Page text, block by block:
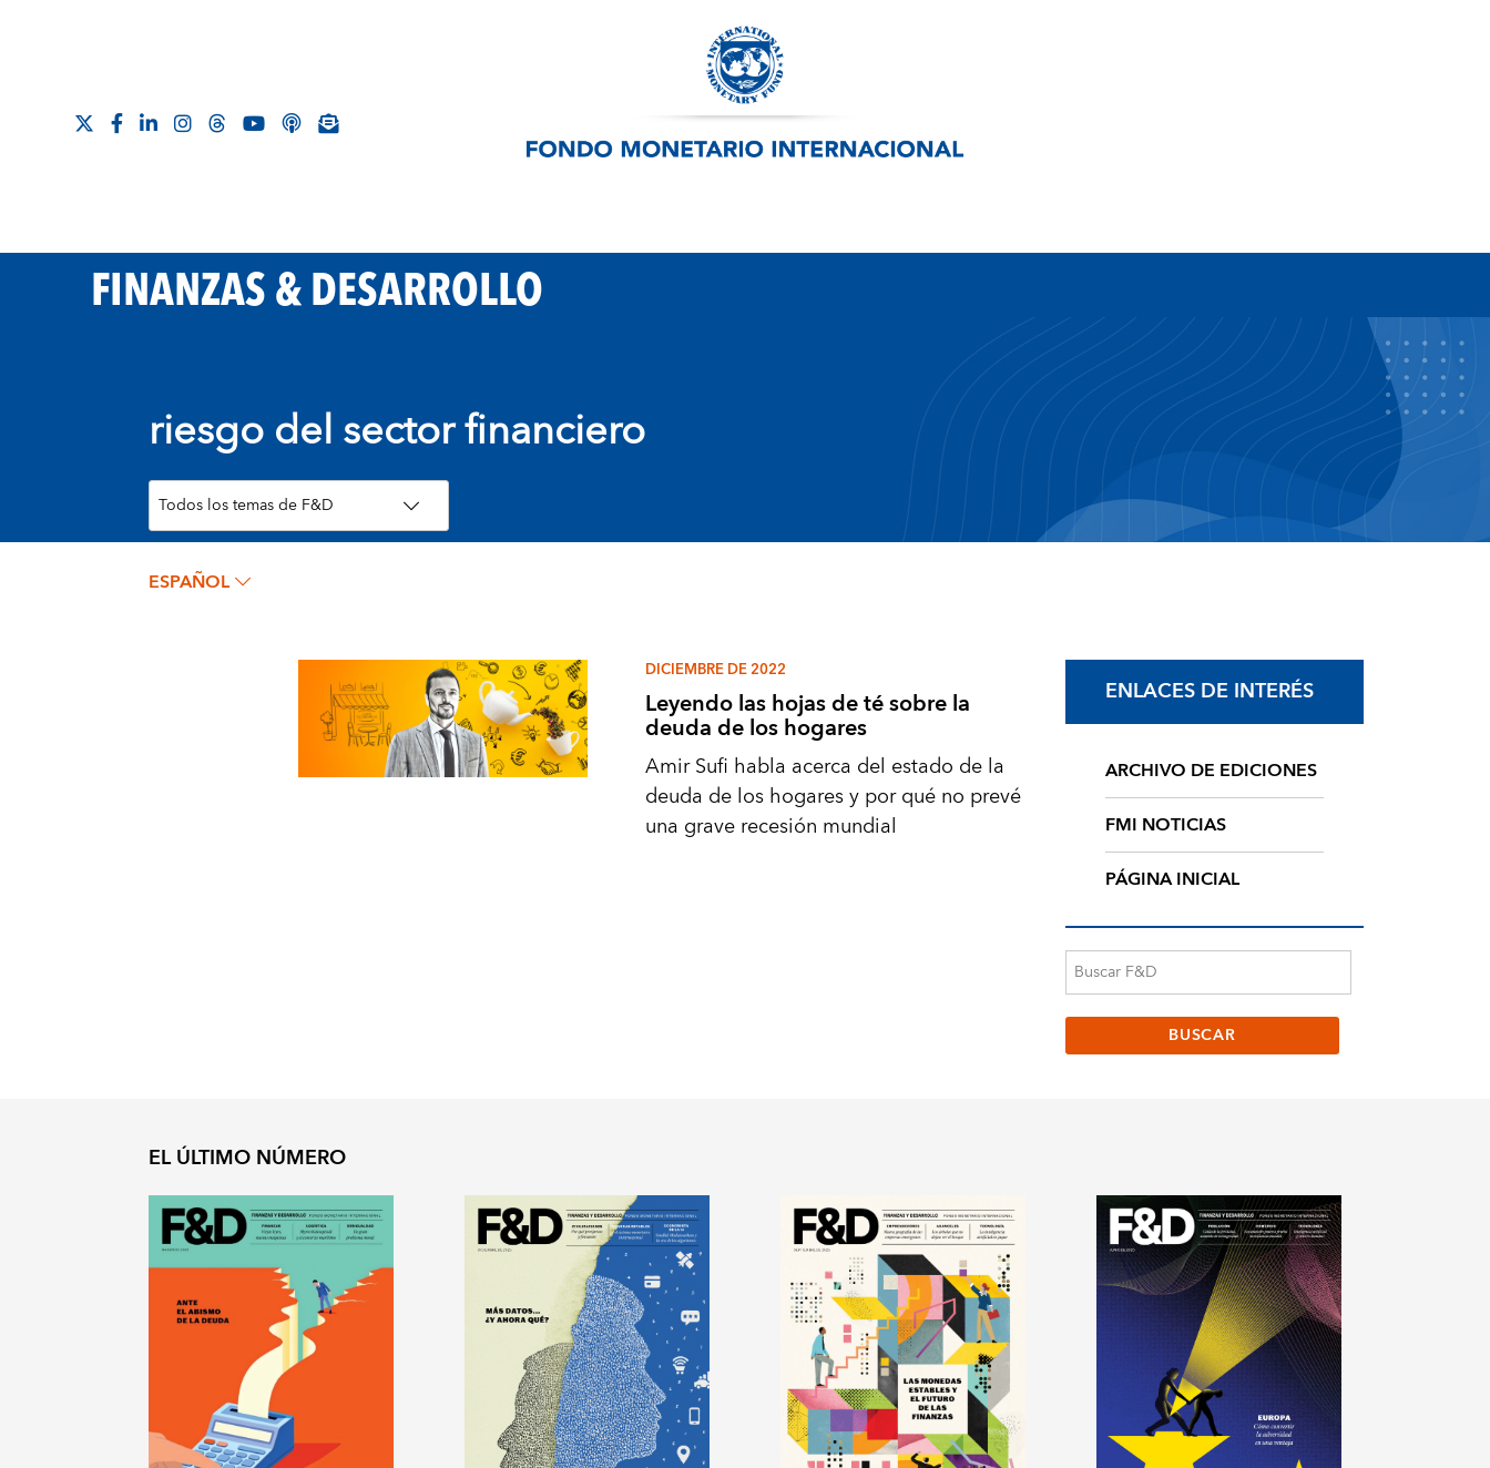
FINANZAS & DESARROLLO
riesgo del sector financiero
ESPAÑOL
DICIEMBRE DE 2022
Leyendo las hojas de té sobre la
deuda de los hogares
Amir Sufi habla acerca del estado de la
deuda de los hogares y por qué no prevé
una grave recesión mundial
ENLACES DE INTERÉS
ARCHIVO DE EDICIONES
FMI NOTICIAS
PÁGINA INICIAL
EL ÚLTIMO NÚMERO